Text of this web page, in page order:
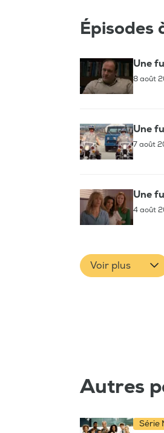
Épisodes
Une
8 août
Une
7 août
Une
4 août
Voir plus
Autres
Série